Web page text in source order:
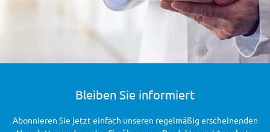
Bleiben Sie informiert
Abonnieren Sie jetzt einfach unseren regelmäßig erscheinenden